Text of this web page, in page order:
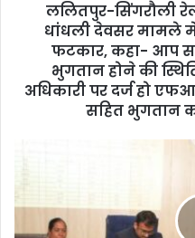
ललितपुर-सिंगरौली
धांधली देवसर मामले
फटकार, कहा- आप
भुगतान होने की
अधिकारी पर दर्ज हो
सहित भुगतान